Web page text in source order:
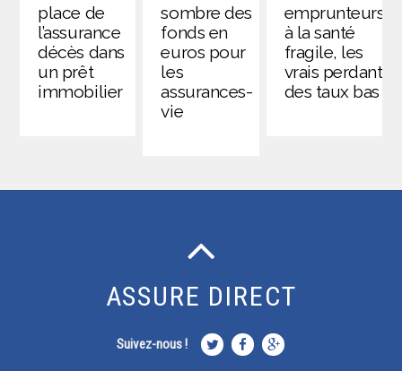
place de
l’assurance
décès dans
un prêt
immobilier
sombre des
fonds en
euros pour
les
assurances-
vie
emprunteurs
à la santé
fragile, les
vrais perdants
des taux bas
ASSURE DIRECT
Suivez-nous !